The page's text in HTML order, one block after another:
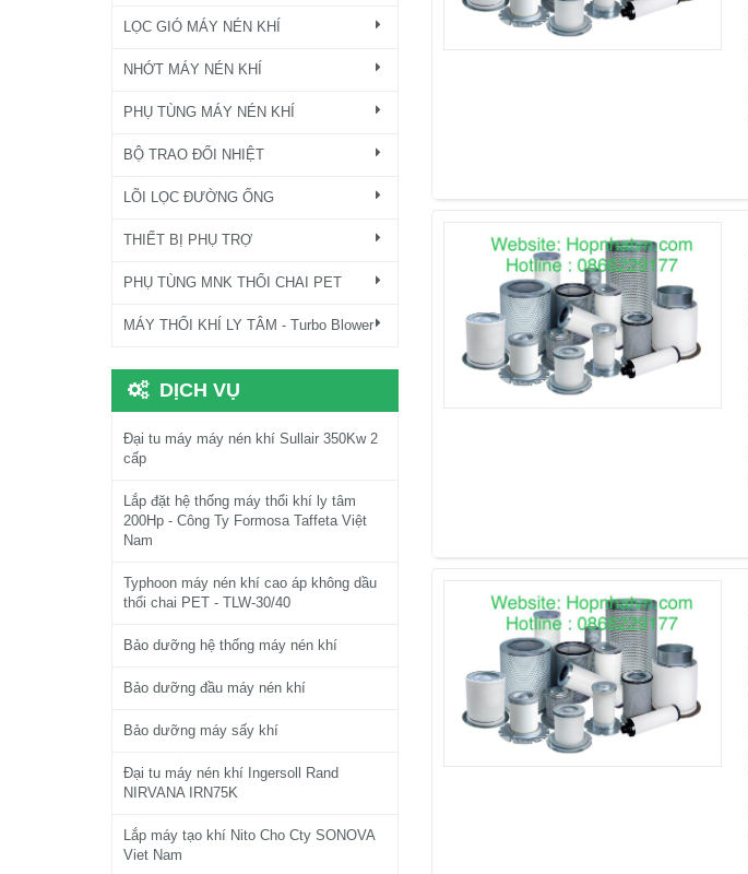
LỌC GIÓ MÁY NÉN KHÍ
NHỚT MÁY NÉN KHÍ
PHỤ TÙNG MÁY NÉN KHÍ
BỘ TRAO ĐỔI NHIỆT
LÕI LỌC ĐƯỜNG ỐNG
THIẾT BỊ PHỤ TRỢ
PHỤ TÙNG MNK THỔI CHAI PET
MÁY THỔI KHÍ LY TÂM - Turbo Blower
DỊCH VỤ
Đại tu máy máy nén khí Sullair 350Kw 2
cấp
Lắp đặt hệ thống máy thổi khí ly tâm
200Hp - Công Ty Formosa Taffeta Việt
Nam
Typhoon máy nén khí cao áp không dầu
thổi chai PET - TLW-30/40
Bảo dưỡng hệ thống máy nén khí
Bảo dưỡng đầu máy nén khí
Bảo dưỡng máy sấy khí
Đại tu máy nén khí Ingersoll Rand
NIRVANA IRN75K
Lắp máy tạo khí Nito Cho Cty SONOVA
Viet Nam